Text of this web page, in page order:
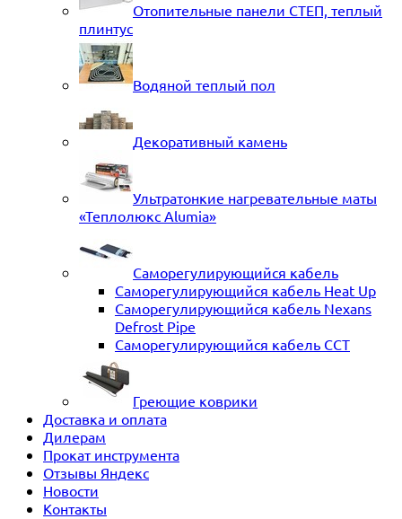
Отопительные панели СТЕП, теплый
плинтус
Водяной теплый пол
Декоративный камень
Ультратонкие нагревательные маты
«Теплолюкс Alumia»
Саморегулирующийся кабель
Саморегулирующийся кабель Heat Up
Саморегулирующийся кабель Nexans
Defrost Pipe
Саморегулирующийся кабель ССТ
Греющие коврики
Доставка и оплата
Дилерам
Прокат инструмента
Отзывы Яндекс
Новости
Контакты